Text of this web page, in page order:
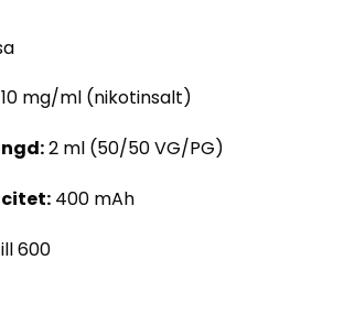
mg/ml (nikotinsalt)
2 ml (50/50 VG/PG)
400 mAh
600